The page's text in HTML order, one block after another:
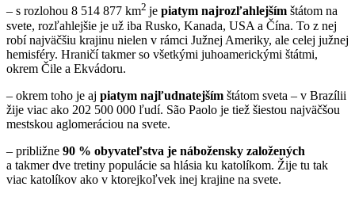
– s rozlohou 8 514 877 km2 je piatym najrozľahlejším štátom na
svete, rozľahlejšie je už iba Rusko, Kanada, USA a Čína. To z nej
robí najväčšiu krajinu nielen v rámci Južnej Ameriky, ale celej južnej
hemisféry. Hraničí takmer so všetkými juhoamerickými štátmi,
okrem Čile a Ekvádoru.
– okrem toho je aj piatym najľudnatejším štátom sveta – v Brazílii
žije viac ako 202 500 000 ľudí. São Paolo je tiež šiestou najväčšou
mestskou aglomeráciou na svete.
– približne 90 % obyvateľstva je nábožensky založených
a takmer dve tretiny populácie sa hlásia ku katolíkom. Žije tu tak
viac katolíkov ako v ktorejkoľvek inej krajine na svete.